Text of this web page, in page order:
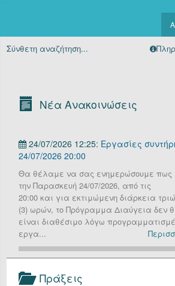
Αρχική
Επικοινωνία/Υποστήριξη
Είσοδος
Σύνθετη αναζήτηση...
Νέα Ανακοινώσεις
24/07/2026 12:25: Εργασίες
24/07/2026 20:00
Θα θέλαμε να σας ενημερώσουμε πως
την Παρασκευή 24/07/2026, από τις
20:00 και για εκτιμώμενη διάρκεια
(3) ωρών, το Πρόγραμμα Διαύγεια δεν
είναι διαθέσιμο λόγω
εργα...
Πράξεις